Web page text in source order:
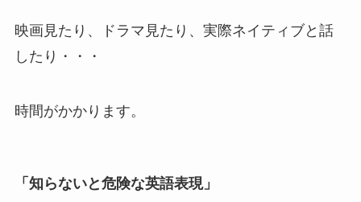
映画見たり、ドラマ見たり、実際ネイティブと話
したり・・・
時間がかかります。
「知らないと危険な英語表現」